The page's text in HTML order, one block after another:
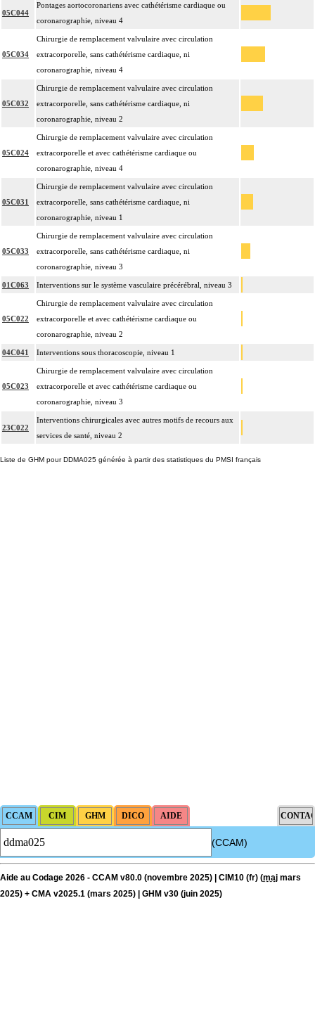
05C044
Pontages aortocoronariens avec cathétérisme cardiaque ou
coronarographie, niveau 4
05C034
Chirurgie de remplacement valvulaire avec circulation
extracorporelle, sans cathétérisme cardiaque, ni
coronarographie, niveau 4
05C032
Chirurgie de remplacement valvulaire avec circulation
extracorporelle, sans cathétérisme cardiaque, ni
coronarographie, niveau 2
05C024
Chirurgie de remplacement valvulaire avec circulation
extracorporelle et avec cathétérisme cardiaque ou
coronarographie, niveau 4
05C031
Chirurgie de remplacement valvulaire avec circulation
extracorporelle, sans cathétérisme cardiaque, ni
coronarographie, niveau 1
05C033
Chirurgie de remplacement valvulaire avec circulation
extracorporelle, sans cathétérisme cardiaque, ni
coronarographie, niveau 3
01C063 Interventions sur le système vasculaire précérébral, niveau 3
05C022
Chirurgie de remplacement valvulaire avec circulation
extracorporelle et avec cathétérisme cardiaque ou
coronarographie, niveau 2
04C041 Interventions sous thoracoscopie, niveau 1
05C023
Chirurgie de remplacement valvulaire avec circulation
extracorporelle et avec cathétérisme cardiaque ou
coronarographie, niveau 3
23C022
Interventions chirurgicales avec autres motifs de recours aux
services de santé, niveau 2
Liste de GHM pour DDMA025 générée à partir des statistiques du PMSI français
(CCAM)
Aide au Codage 2026 - CCAM v80.0 (novembre 2025) | CIM10 (fr) (maj mars
2025) + CMA v2025.1 (mars 2025) | GHM v30 (juin 2025)